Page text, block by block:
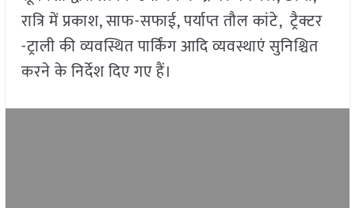
रात्रि में प्रकाश, साफ-सफाई, पर्याप्त तौल कांटे, ट्रैक्टर
-ट्राली की व्यवस्थित पार्किंग आदि व्यवस्थाएं सुनिश्चित
करने के निर्देश दिए गए हैं।